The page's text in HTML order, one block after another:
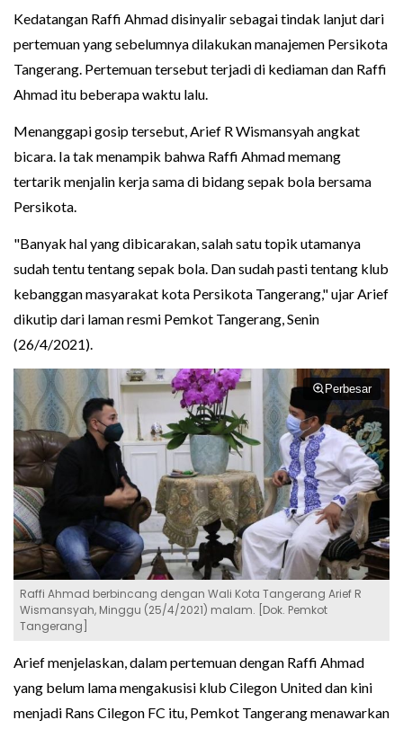
Kedatangan Raffi Ahmad disinyalir sebagai tindak lanjut dari
pertemuan yang sebelumnya dilakukan manajemen Persikota
Tangerang. Pertemuan tersebut terjadi di kediaman dan Raffi
Ahmad itu beberapa waktu lalu.
Menanggapi gosip tersebut, Arief R Wismansyah angkat
bicara. Ia tak menampik bahwa Raffi Ahmad memang
tertarik menjalin kerja sama di bidang sepak bola bersama
Persikota.
"Banyak hal yang dibicarakan, salah satu topik utamanya
sudah tentu tentang sepak bola. Dan sudah pasti tentang klub
kebanggan masyarakat kota Persikota Tangerang," ujar Arief
dikutip dari laman resmi Pemkot Tangerang, Senin
(26/4/2021).
Perbesar
Raffi Ahmad berbincang dengan Wali Kota Tangerang Arief R
Wismansyah, Minggu (25/4/2021) malam. [Dok. Pemkot
Tangerang]
Arief menjelaskan, dalam pertemuan dengan Raffi Ahmad
yang belum lama mengakusisi klub Cilegon United dan kini
menjadi Rans Cilegon FC itu, Pemkot Tangerang menawarkan